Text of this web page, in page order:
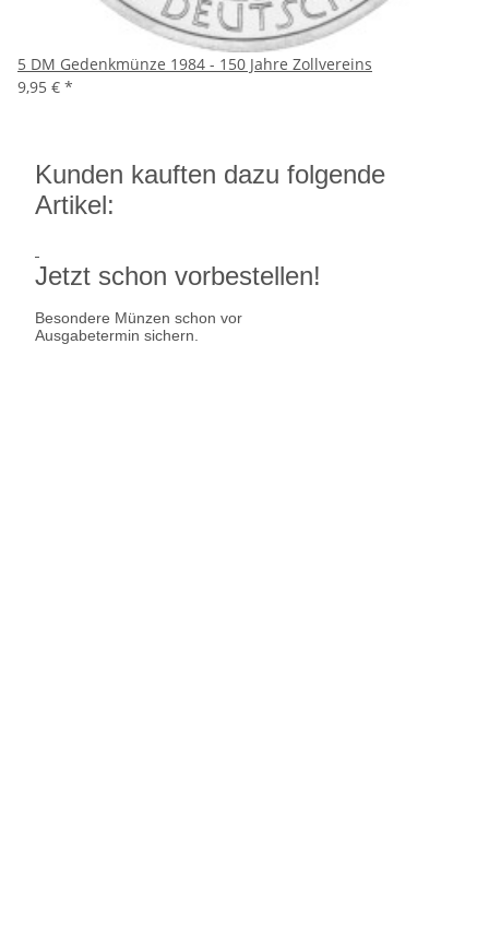
5 DM Gedenkmünze 1984 - 150 Jahre Zollvereins
9,95 € *
Kunden kauften dazu folgende
Artikel:
Jetzt schon vorbestellen!
Besondere Münzen schon vor
Ausgabetermin sichern.